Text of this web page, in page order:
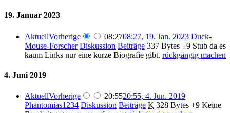
19. Januar 2023
AktuellVorherige 08:2708:27, 19. Jan. 2023 Duck-
Mouse-Forscher Diskussion Beiträge 337 Bytes +9 Stub da es
kaum Links nur eine kurze Biografie gibt. rückgängig machen
4. Juni 2019
AktuellVorherige 20:5520:55, 4. Jun. 2019
Phantomias1234 Diskussion Beiträge K 328 Bytes +9 Keine